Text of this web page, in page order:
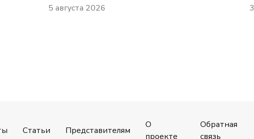
5 августа 2026
Статьи Представителям
О
проекте
Обратная
связь